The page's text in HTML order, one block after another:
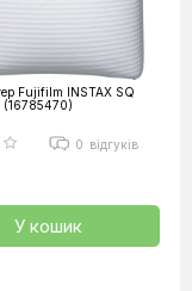
Fujifilm INSTAX SQ
(16785470)
0 відгуків
У кошик